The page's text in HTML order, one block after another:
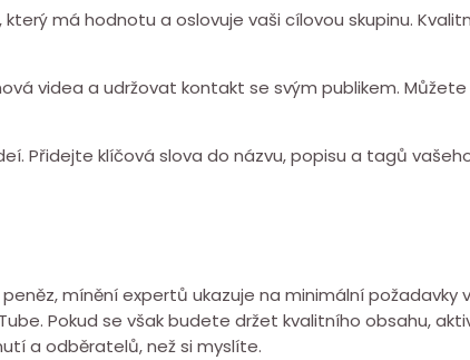
má hodnotu a oslovuje vaši cílovou skupinu.
videa a udržovat kontakt se svým publikem.
Přidejte klíčová slova do názvu, popisu a tagů
mínění expertů ukazuje na minimální požadavky
Pokud se však budete držet kvalitního obsahu,
a odběratelů, než si myslíte.